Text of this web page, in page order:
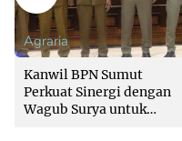
Agraria
Kanwil BPN Sumut
Perkuat Sinergi dengan
Wagub Surya untuk